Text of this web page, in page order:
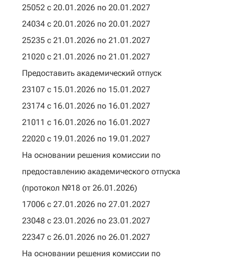
25052 с 20.01.2026 по 20.01.2027
24034 с 20.01.2026 по 20.01.2027
25235 с 21.01.2026 по 21.01.2027
21020 с 21.01.2026 по 21.01.2027
Предоставить академический отпуск
23107 с 15.01.2026 по 15.01.2027
23174 с 16.01.2026 по 16.01.2027
21011 с 16.01.2026 по 16.01.2027
22020 с 19.01.2026 по 19.01.2027
На основании решения комиссии по
предоставлению академического отпуска
(протокол №18 от 26.01.2026)
17006 с 27.01.2026 по 27.01.2027
23048 с 23.01.2026 по 23.01.2027
22347 с 26.01.2026 по 26.01.2027
На основании решения комиссии по